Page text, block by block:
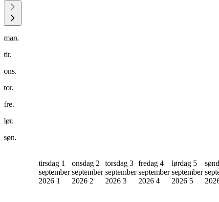
man.
tir.
ons.
tor.
fre.
lør.
søn.
tirsdag 1
september
2026 1
onsdag 2
september
2026 2
torsdag 3
september
2026 3
fredag 4
september
2026 4
lørdag 5
september
2026 5